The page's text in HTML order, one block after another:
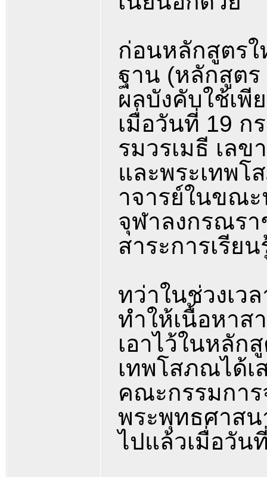
ก่อนหลักสูตร
ฐาน (หลักสูตร
ผลบังคับใช้เพี
เมื่อวันที่ 19 ก
รมวรเมธี เล
และพระเทพ
าจารย์ในขณ
จุฬาลงกรณร
สาระการเรีย
ทว่าในช่วงเว
ทำให้เนื้อหาส
เอาไว้ในหลัก
เทพโสภณได้เ
คณะกรรมการ
พระพุทธศาสน
ไปแล้วเมื่อวัน